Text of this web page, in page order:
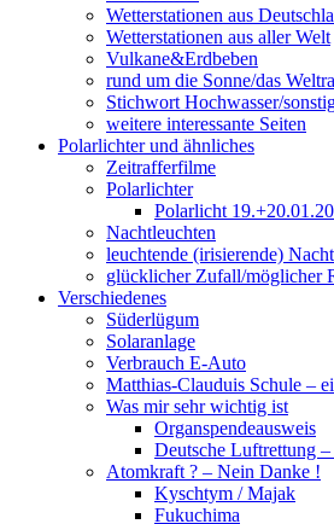
Wetterstationen aus
Wetterstationen aus aller Welt
Vulkane&Erdbeben
rund um die Sonne/das
Stichwort Hochwasser/
weitere interessante Seiten
Polarlichter und ähnliches
Zeitrafferfilme
Polarlichter
Polarlicht
Nachtleuchten
leuchtende (irisierende)
glücklicher Zufall/möglicher
Verschiedenes
Süderlügum
Solaranlage
Verbrauch E-Auto
Matthias-Clauduis Schule –
Was mir sehr wichtig ist
Organspendeausweis
Deutsche Luftrettung
Atomkraft ? – Nein Danke !
Kyschtym / Majak
Fukuchima